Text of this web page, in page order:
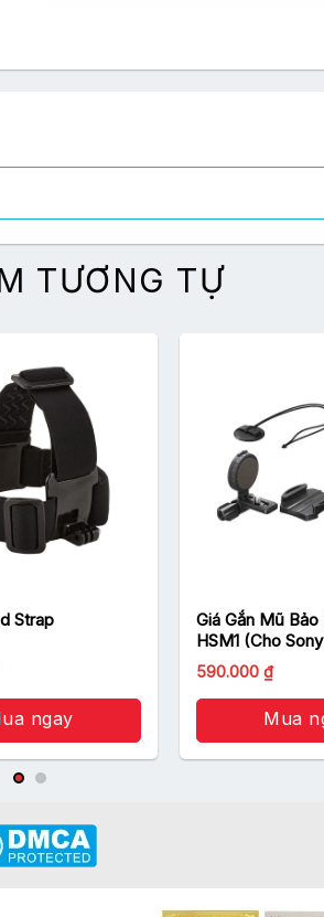
TƯƠNG TỰ
Strap
ngay
Giá Gắn Mũ
HSM1 (Cho
Cam)
590.000 ₫
Mua